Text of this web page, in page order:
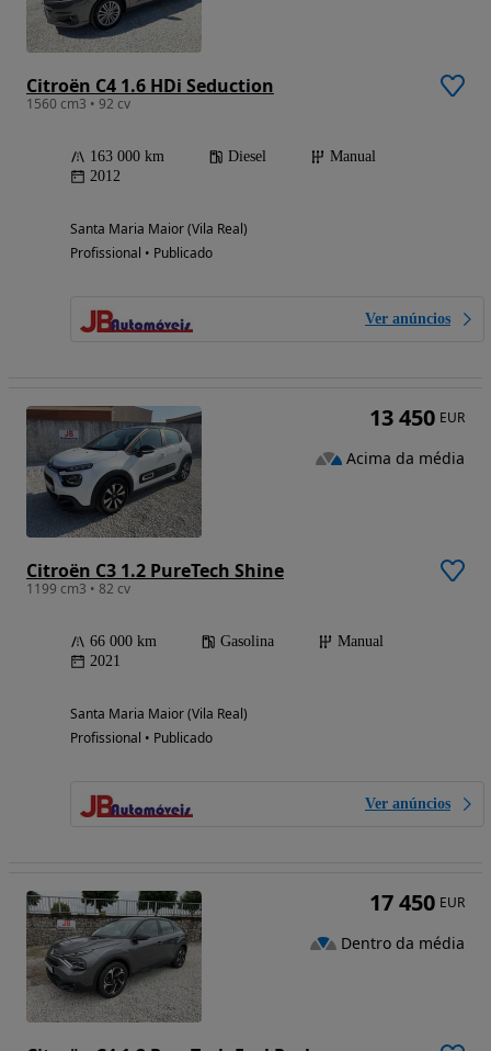
Citroën C4 1.6 HDi Seduction
1560 cm3 • 92 cv
163 000 km Diesel
Manual
2012
Santa Maria Maior (Vila Real)
Profissional • Publicado
Ver anúncios
Citroën C3 1.2 PureTech Shine
1199 cm3 • 82 cv
66 000 km Gasolina
Manual
2021
Santa Maria Maior (Vila Real)
Profissional • Publicado
Ver anúncios
13 450 EUR
Acima da média
17 450 EUR
Dentro da média